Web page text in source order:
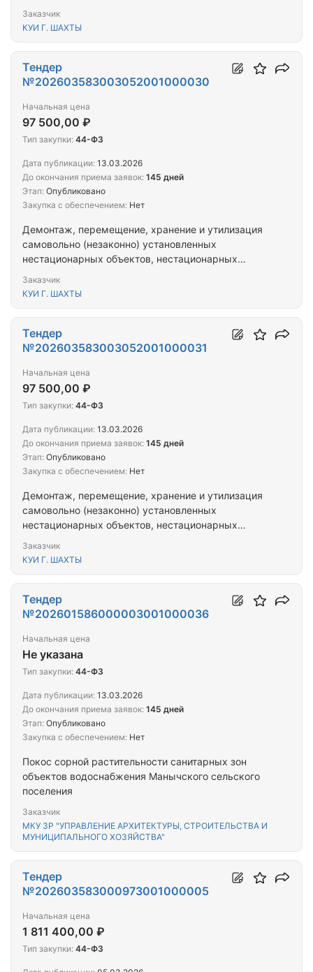
образования «Город Шахты»
Заказчик
КУИ Г. ШАХТЫ
Демонтаж, перемещение, хранение и утилизация
самовольно (незаконно) установленных
нестационарных объектов, нестационарных
образования «Город Шахты»
Заказчик
КУИ Г. ШАХТЫ
Тендер
№202603583003052001000030
Начальная цена
97 500,00 ₽
Тип закупки: 44-ФЗ
Дата публикации: 13.03.2026
До окончания приема заявок: 145 дней
Этап: Опубликовано
Закупка с обеспечением: Нет
Демонтаж, перемещение, хранение и утилизация
самовольно (незаконно) установленных
нестационарных объектов, нестационарных
образования «Город Шахты»
Заказчик
КУИ Г. ШАХТЫ
Тендер
№202603583003052001000031
Начальная цена
97 500,00 ₽
Тип закупки: 44-ФЗ
Дата публикации: 13.03.2026
До окончания приема заявок: 145 дней
Этап: Опубликовано
Закупка с обеспечением: Нет
Покос сорной растительности санитарных зон
объектов водоснабжения Манычского сельского
поселения
Заказчик
МКУ ЗР "УПРАВЛЕНИЕ АРХИТЕКТУРЫ, СТРОИТЕЛЬСТВА И
МУНИЦИПАЛЬНОГО ХОЗЯЙСТВА"
Тендер
№202601586000003001000036
Начальная цена
Не указана
Тип закупки: 44-ФЗ
Дата публикации: 13.03.2026
До окончания приема заявок: 145 дней
Этап: Опубликовано
Закупка с обеспечением: Нет
Тендер
№202603583000973001000005
Начальная цена
1 811 400,00 ₽
Тип закупки: 44-ФЗ